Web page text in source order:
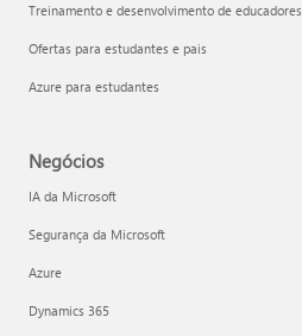
Treinamento e desenvolvimento de educadores
Ofertas para estudantes e pais
Azure para estudantes
Negócios
IA da Microsoft
Segurança da Microsoft
Azure
Dynamics 365